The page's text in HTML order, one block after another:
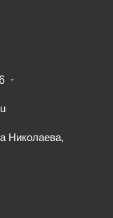
Николаева,